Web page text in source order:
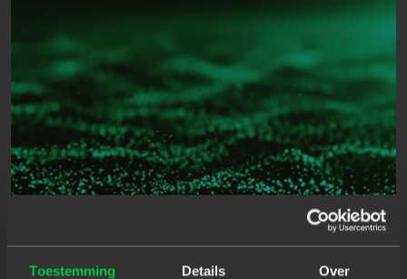
Toestemming Details Over